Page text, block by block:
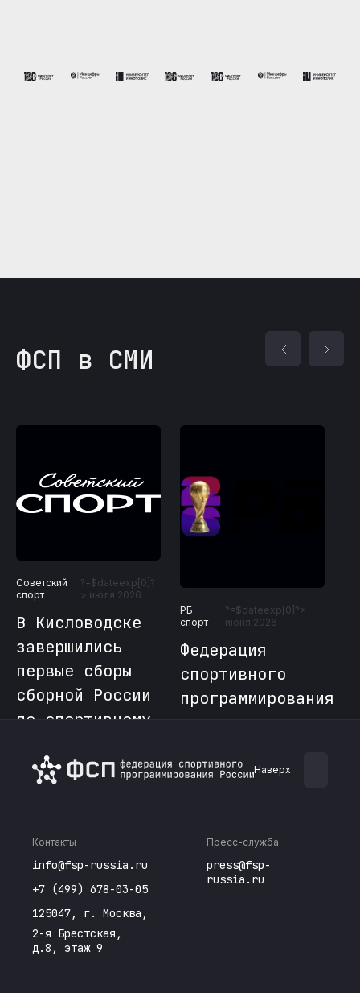
ФСП в СМИ
Советский
спорт
?=$dateexp[0]?
> июля 2026
В Кисловодске
завершились
первые сборы
сборной России
по спортивному
РБ
спорт
?=$dateexp[0]?>
июня 2026
Федерация
спортивного
программирования
Наверх
Контакты
info@fsp-russia.ru
+7 (499) 678-03-05
125047, г. Москва,
2-я Брестская,
д.8, этаж 9
Пресс-служба
press@fsp-
russia.ru